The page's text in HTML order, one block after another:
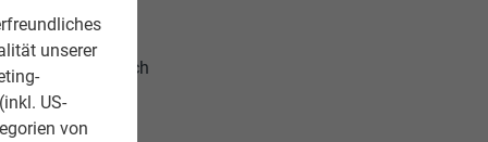
unserer
US-
von
Materials mit
ohne
welches sich